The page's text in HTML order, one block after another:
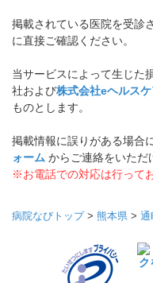
掲載されている医院を受診
に直接ご確認ください。
当サービスによって生じた
社および株式会社eヘルス
ものとします。
掲載情報に誤りがある場合
ォーム からご連絡をいただ
※お電話での対応は行って
病院なびトップ> 熊本県 > 通